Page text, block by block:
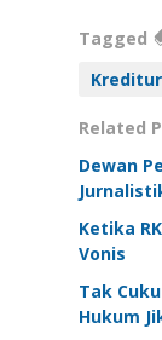
Tagged
Kreditur
Related
Dewan
Ketika
Vonis
Tak
Hukum